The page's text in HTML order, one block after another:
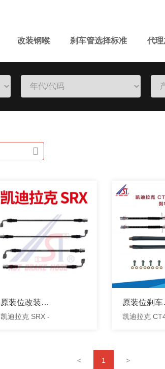
改装钢喉 刹车管选择标准 代理
原装位改装钢
喉
凯迪拉克 SRX -
原装位刹车
管
凯迪拉克
< 1 >